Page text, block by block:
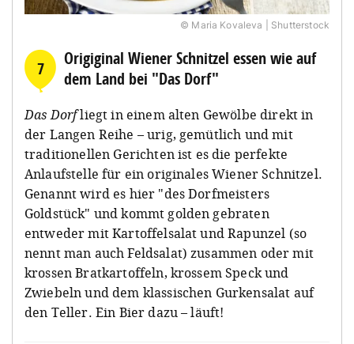
© Maria Kovaleva | Shutterstock
7
Origiginal Wiener Schnitzel essen wie auf
dem Land bei "Das Dorf"
Das Dorfliegt in einem alten Gewölbe direkt in
der Langen Reihe – urig, gemütlich und mit
traditionellen Gerichten ist es die perfekte
Anlaufstelle für ein originales Wiener Schnitzel.
Genannt wird es hier "des Dorfmeisters
Goldstück" und kommt golden gebraten
entweder mit Kartoffelsalat und Rapunzel (so
nennt man auch Feldsalat) zusammen oder mit
krossen Bratkartoffeln, krossem Speck und
Zwiebeln und dem klassischen Gurkensalat auf
den Teller. Ein Bier dazu – läuft!